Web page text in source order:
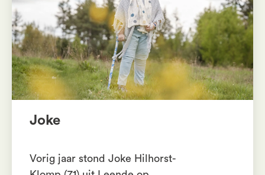
Joke
Vorig jaar stond Joke Hilhorst-